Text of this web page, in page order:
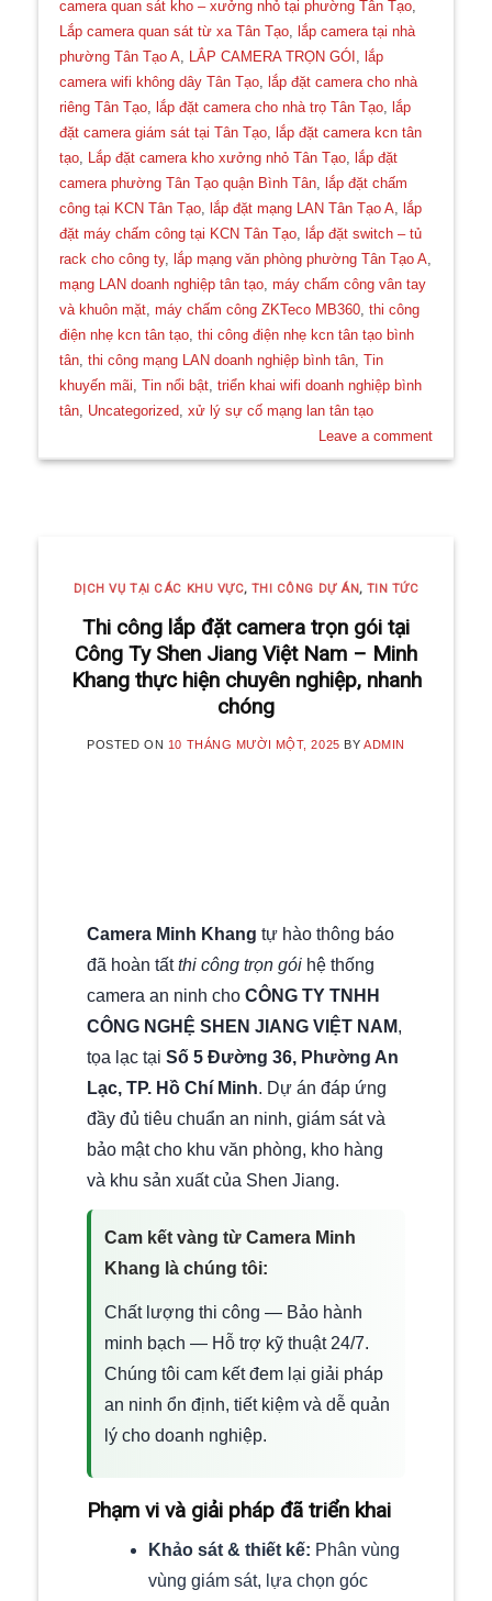
camera quan sát kho – xưởng nhỏ tại phường Tân Tạo,
Lắp camera quan sát từ xa Tân Tạo, lắp camera tại nhà
phường Tân Tạo A, LẮP CAMERA TRỌN GÓI , lắp
camera wifi không dây Tân Tạo, lắp đặt camera cho nhà
riêng Tân Tạo, lắp đặt camera cho nhà trọ Tân Tạo, lắp
đặt camera giám sát tại Tân Tạo, lắp đặt camera kcn tân
tạo, Lắp đặt camera kho xưởng nhỏ Tân Tạo, lắp đặt
camera phường Tân Tạo quận Bình Tân, lắp đặt chấm
công tại KCN Tân Tạo, lắp đặt mạng LAN Tân Tạo A, lắp
đặt máy chấm công tại KCN Tân Tạo, lắp đặt switch – tủ
rack cho công ty, lắp mạng văn phòng phường Tân Tạo A,
mạng LAN doanh nghiệp tân tạo,máy chấm công vân tay
và khuôn mặt,máy chấm công ZKTeco MB360,thi công
điện nhẹ kcn tân tạo,thi công điện nhẹ kcn tân tạo bình
tân,thi công mạng LAN doanh nghiệp bình tân,Tin
khuyến mãi,Tin nổi bật,triển khai wifi doanh nghiệp bình
tân, Uncategorized,xử lý sự cố mạng lan tân tạo
Leave a comment
DỊCH VỤ TẠI CÁC KHU VỰC, THI CÔNG DỰ ÁN , TIN TỨC
Thi công lắp đặt camera trọn gói tại
Công Ty Shen Jiang Việt Nam – Minh
Khang thực hiện chuyên nghiệp, nhanh
chóng
POSTED ON 10 THÁNG MƯỜI MỘT, 2025 BY ADMIN
Camera Minh Khang tự hào thông báo
đã hoàn tấtthi công trọn gói hệ thống
camera an ninh cho CÔNG TY TNHH
CÔNG NGHỆ SHEN JIANG VIỆT NAM,
tọa lạc tại Số 5 Đường 36, Phường An
Lạc, TP. Hồ Chí Minh. Dự án đáp ứng
đầy đủ tiêu chuẩn an ninh, giám sát và
bảo mật cho khu văn phòng, kho hàng
và khu sản xuất của Shen Jiang.
Cam kết vàng từ Camera Minh
Khang là chúng tôi:
Chất lượng thi công — Bảo hành
minh bạch — Hỗ trợ kỹ thuật 24/7.
Chúng tôi cam kết đem lại giải pháp
an ninh ổn định, tiết kiệm và dễ quản
lý cho doanh nghiệp.
Phạm vi và giải pháp đã triển khai
Khảo sát & thiết kế: Phân vùng
vùng giám sát, lựa chọn góc